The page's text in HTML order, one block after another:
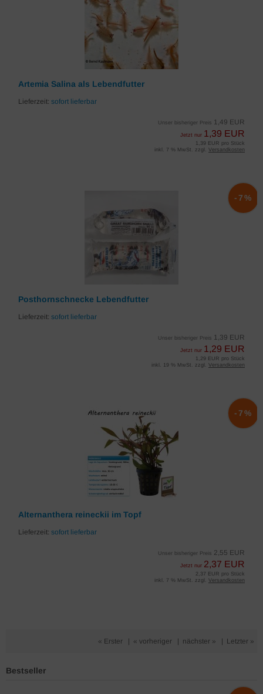
Artemia Salina als Lebendfutter
Lieferzeit: sofort lieferbar
Unser bisheriger Preis 1,49 EUR
Jetzt nur 1,39 EUR
1,39 EUR pro Stück
inkl. 7 % MwSt. zzgl. Versandkosten
Posthornschnecke Lebendfutter
Lieferzeit: sofort lieferbar
Unser bisheriger Preis 1,39 EUR
Jetzt nur 1,29 EUR
-7%
1,29 EUR pro Stück
inkl. 19 % MwSt. zzgl. Versandkosten
Alternanthera reineckii im Topf
Lieferzeit: sofort lieferbar
Unser bisheriger Preis 2,55 EUR
Jetzt nur 2,37 EUR
-7%
2,37 EUR pro Stück
inkl. 7 % MwSt. zzgl. Versandkosten
« Erster « vorheriger nächster » Letzter »
Bestseller